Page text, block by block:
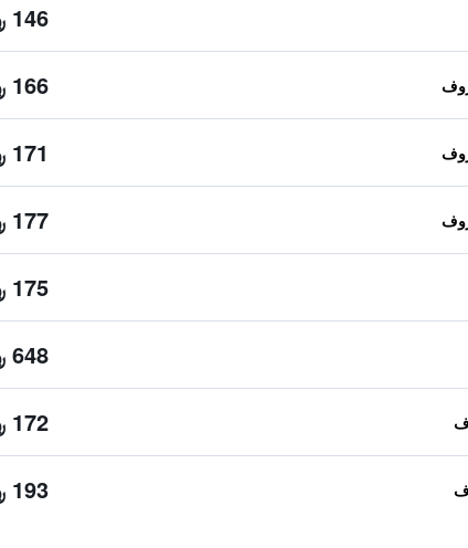
146 ﷼
166 ﷼
171 ﷼
177 ﷼
175 ﷼
648 ﷼
172 ﷼
193 ﷼